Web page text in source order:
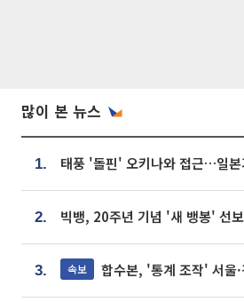
많이 본 뉴스
1.
2.
3. 속보 합수본, '통계 조작' 서울·경기·충북